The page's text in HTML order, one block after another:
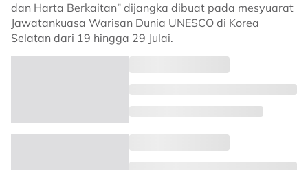
dan Harta Berkaitan” dijangka dibuat pada mesyuarat
Jawatankuasa Warisan Dunia UNESCO di Korea
Selatan dari 19 hingga 29 Julai.